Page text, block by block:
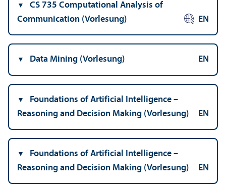
CS 735 Computational Analysis of
Communication (Vorlesung)
EN
Data Mining (Vorlesung) EN
Foundations of Artificial Intelligence –
Reasoning and Decision Making (Vorlesung)
EN
Foundations of Artificial Intelligence –
Reasoning and Decision Making (Vorlesung)
EN